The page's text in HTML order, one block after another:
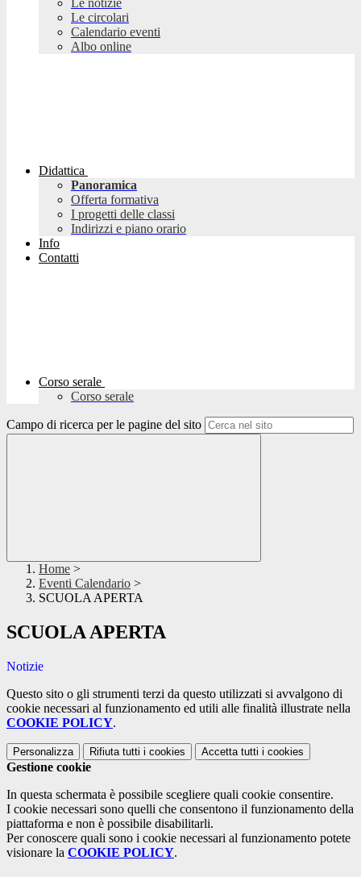
Le notizie
Le circolari
Calendario eventi
Albo online
Didattica
Panoramica
Offerta formativa
I progetti delle classi
Indirizzi e piano orario
Info
Contatti
Corso serale
Corso serale
Campo di ricerca per le pagine del sito
Home >
Eventi Calendario >
SCUOLA APERTA
SCUOLA APERTA
Notizie
Questo sito o gli strumenti terzi da questo utilizzati si avvalgono di
cookie necessari al funzionamento ed utili alle finalità illustrate nella
COOKIE POLICY.
Personalizza Rifiuta tutti i cookies Accetta tutti i cookies
Gestione cookie
In questa schermata è possibile scegliere quali cookie consentire.
I cookie necessari sono quelli che consentono il funzionamento della
piattaforma e non è possibile disabilitarli.
Per conoscere quali sono i cookie necessari al funzionamento potete
visionare la COOKIE POLICY.